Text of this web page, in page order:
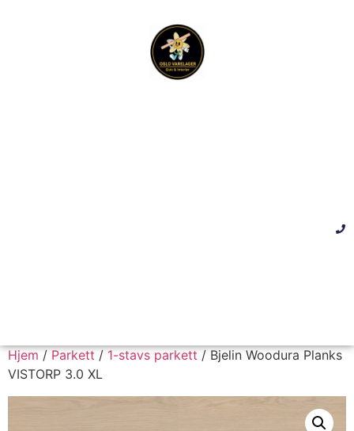
Hjem/Parkett/1-stavs parkett/ Bjelin Woodura Planks
VISTORP 3.0 XL